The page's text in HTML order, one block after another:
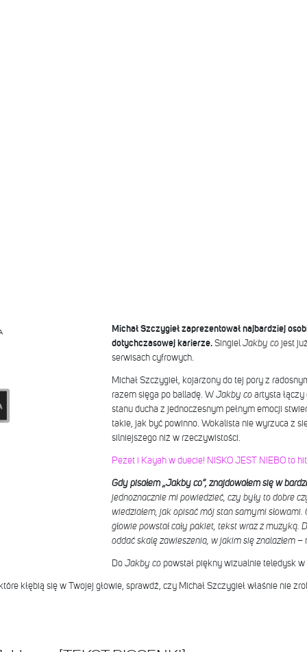
Michał Szczygieł zaprezentował najbardziej
dotychczasowej karierze.SingielJakby cojest
serwisach cyfrowych.
Michał Szczygieł, kojarzony do tej pory z
razem sięga po balladę. W Jakby coartysta łączy
stanu ducha z jednoczesnym pełnym emocji
takie, jak być powinno. Wokalista nie wyrzuca z
silniejszego niż w rzeczywistości.
Pezet i Kayah w duecie! NISKO JEST NIEBO to
Gdy pisałem „Jakby co”, znajdowałem się w
jednoznacznie mi powiedzieć, czy były to dobre
wiedziałem, jak opisać mój stan samymi słowami.
głowie powstał cały pakiet, tekst wraz z muzyką.
oddać skalę zawieszenia, w jakim się znalazłem–
Do Jakby copowstał piękny wizualnie teledysk
kłębią się w Twojej głowie, sprawdź, czy Michał Szczygieł właśnie nie